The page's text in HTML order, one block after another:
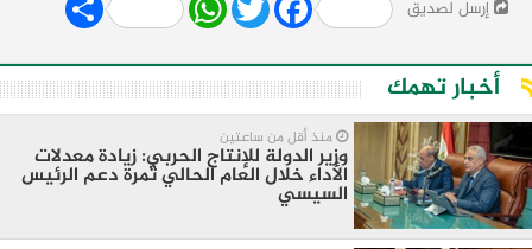
إرسل لصديق
أخبار تهمك
منذ أقل من ساعتين
وزير الدولة للإنتاج الحربي: زيادة معدلات
الأداء خلال العام الحالي ثمرة دعم الرئيس
السيسي